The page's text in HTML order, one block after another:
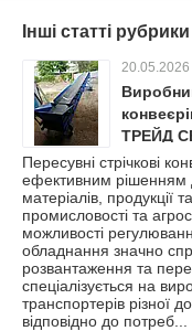
Інші статті рубрики
20.05.2026
ТРЕЙД
Пересувні стрічкові
ефективним рішенням
матеріалів, продукції
промисловості та
можливості
обладнання значно
розвантаження та
спеціалізується на
транспортерів різної
відповідно до потреб...